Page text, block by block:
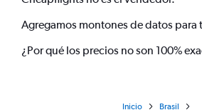
Agregamos montones de datos para
¿Por qué los precios no son 100%
Inicio
Brasil